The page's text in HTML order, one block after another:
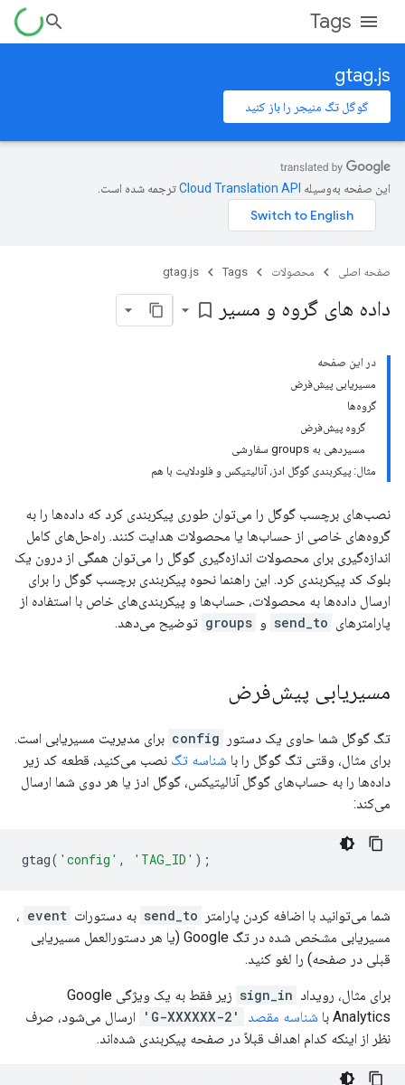
Tags
gtag.js
گوگل تگ منیجر را باز کنید
این صفحه به‌وسیله ترجمه شده است.
صفحه اصلی محصولات Tags
gtag.js
داده های گروه و مسیر bookmark_border
در این صفحه
مسیریابی پیش‌فرض
گروه‌ها
گروه پیش‌فرض
مسیردهی به groups سفارشی
مثال: پیکربندی گوگل ادز، آنالیتیکس و فلودلایت با هم
نصب‌های برچسب گوگل را می‌توان طوری پیکربندی کرد که داده‌ها را به
گروه‌های خاصی از حساب‌ها یا محصولات هدایت کنند. راه‌حل‌های کامل
اندازه‌گیری برای محصولات اندازه‌گیری گوگل را می‌توان همگی از درون یک
بلوک کد پیکربندی کرد. این راهنما نحوه پیکربندی برچسب گوگل را برای
ارسال داده‌ها به محصولات، حساب‌ها و پیکربندی‌های خاص با استفاده از
پارامترهای send_to و groups توضیح می‌دهد.
مسیریابی پیش‌فرض
تگ گوگل شما حاوی یک دستور config برای مدیریت مسیریابی است.
برای مثال، وقتی تگ گوگل را با شناسه تگ نصب می‌کنید، قطعه کد زیر
داده‌ها را به حساب‌های گوگل آنالیتیکس، گوگل ادز یا هر دوی شما ارسال
می‌کند:
gtag( 'config' , 'TAG_ID' );
شما می‌توانید با اضافه کردن پارامتر send_to به دستورات event ،
مسیریابی مشخص شده در تگ Google (یا هر دستورالعمل مسیریابی
قبلی در صفحه) را لغو کنید.
برای مثال، رویداد sign_in
زیر فقط به یک ویژگی Google
Analytics با
شناسه مقصد 'G-XXXXXX-2'
ارسال می‌شود، صرف
نظر از اینکه کدام اهداف قبلاً در صفحه پیکربندی شده‌اند.